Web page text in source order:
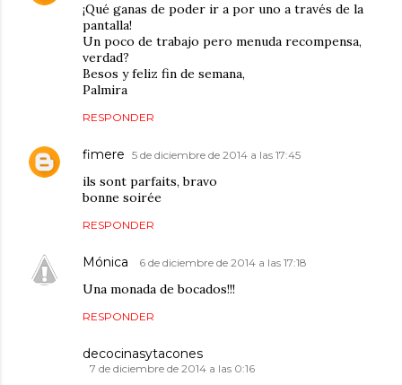
¡Qué ganas de poder ir a por uno a través de la
pantalla!
Un poco de trabajo pero menuda recompensa,
verdad?
Besos y feliz fin de semana,
Palmira
RESPONDER
fimere 5 de diciembre de 2014 a las 17:45
ils sont parfaits, bravo
bonne soirée
RESPONDER
Mónica 6 de diciembre de 2014 a las 17:18
Una monada de bocados!!!
RESPONDER
decocinasytacones
7 de diciembre de 2014 a las 0:16